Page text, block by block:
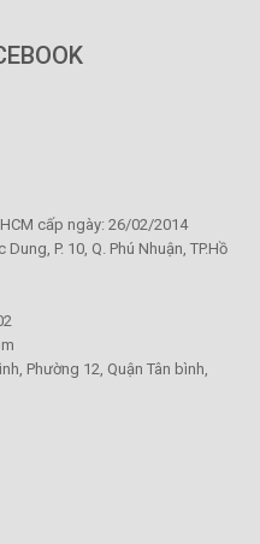
cấp ngày: 26/02/2014
P. 10, Q. Phú Nhuận, TP.Hồ
Phường 12, Quận Tân bình,